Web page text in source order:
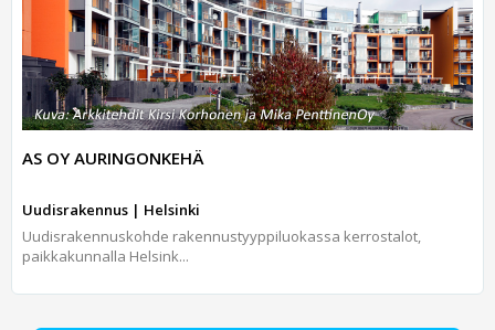
AS OY AURINGONKEHÄ
Uudisrakennus | Helsinki
Uudisrakennuskohde rakennustyyppiluokassa kerrostalot,
paikkakunnalla Helsink...